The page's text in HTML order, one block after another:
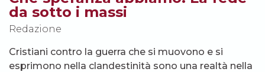
da sotto i massi
Redazione
Cristiani contro la guerra che si muovono e si
esprimono nella clandestinità sono una realtà nella